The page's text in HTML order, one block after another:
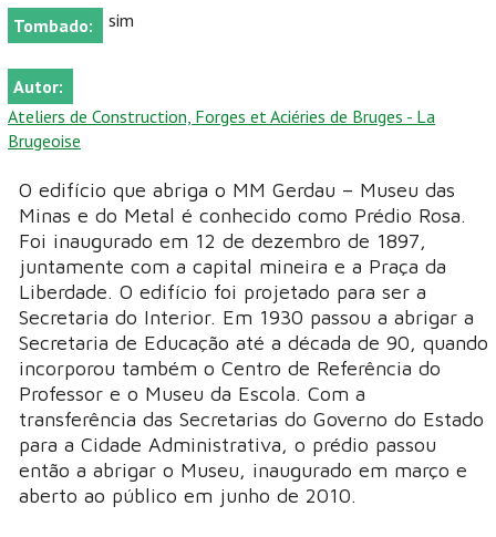
Tombado: sim
Autor:
Ateliers de Construction, Forges et Aciéries de Bruges - La
Brugeoise
O edifício que abriga o MM Gerdau – Museu das
Minas e do Metal é conhecido como Prédio Rosa.
Foi inaugurado em 12 de dezembro de 1897,
juntamente com a capital mineira e a Praça da
Liberdade. O edifício foi projetado para ser a
Secretaria do Interior. Em 1930 passou a abrigar a
Secretaria de Educação até a década de 90, quando
incorporou também o Centro de Referência do
Professor e o Museu da Escola. Com a
transferência das Secretarias do Governo do Estado
para a Cidade Administrativa, o prédio passou
então a abrigar o Museu, inaugurado em março e
aberto ao público em junho de 2010.